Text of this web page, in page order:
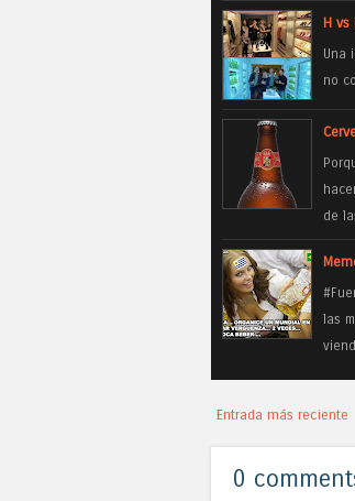
H vs
Una
no
de
las
Entrada más reciente
0